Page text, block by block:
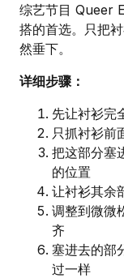
综艺节目 Queer
搭的首选。只把
然垂下。
详细步骤：
先让衬衫完
只抓衬衫前
把这部分塞
的位置
让衬衫其余
调整到微微
齐
塞进去的部
过一样